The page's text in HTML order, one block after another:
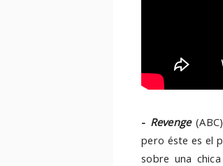
- Revenge
pero éste es el
sobre una